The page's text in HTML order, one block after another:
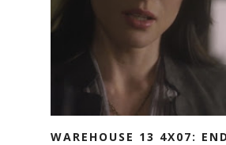
WAREHOUSE 13 4X07: